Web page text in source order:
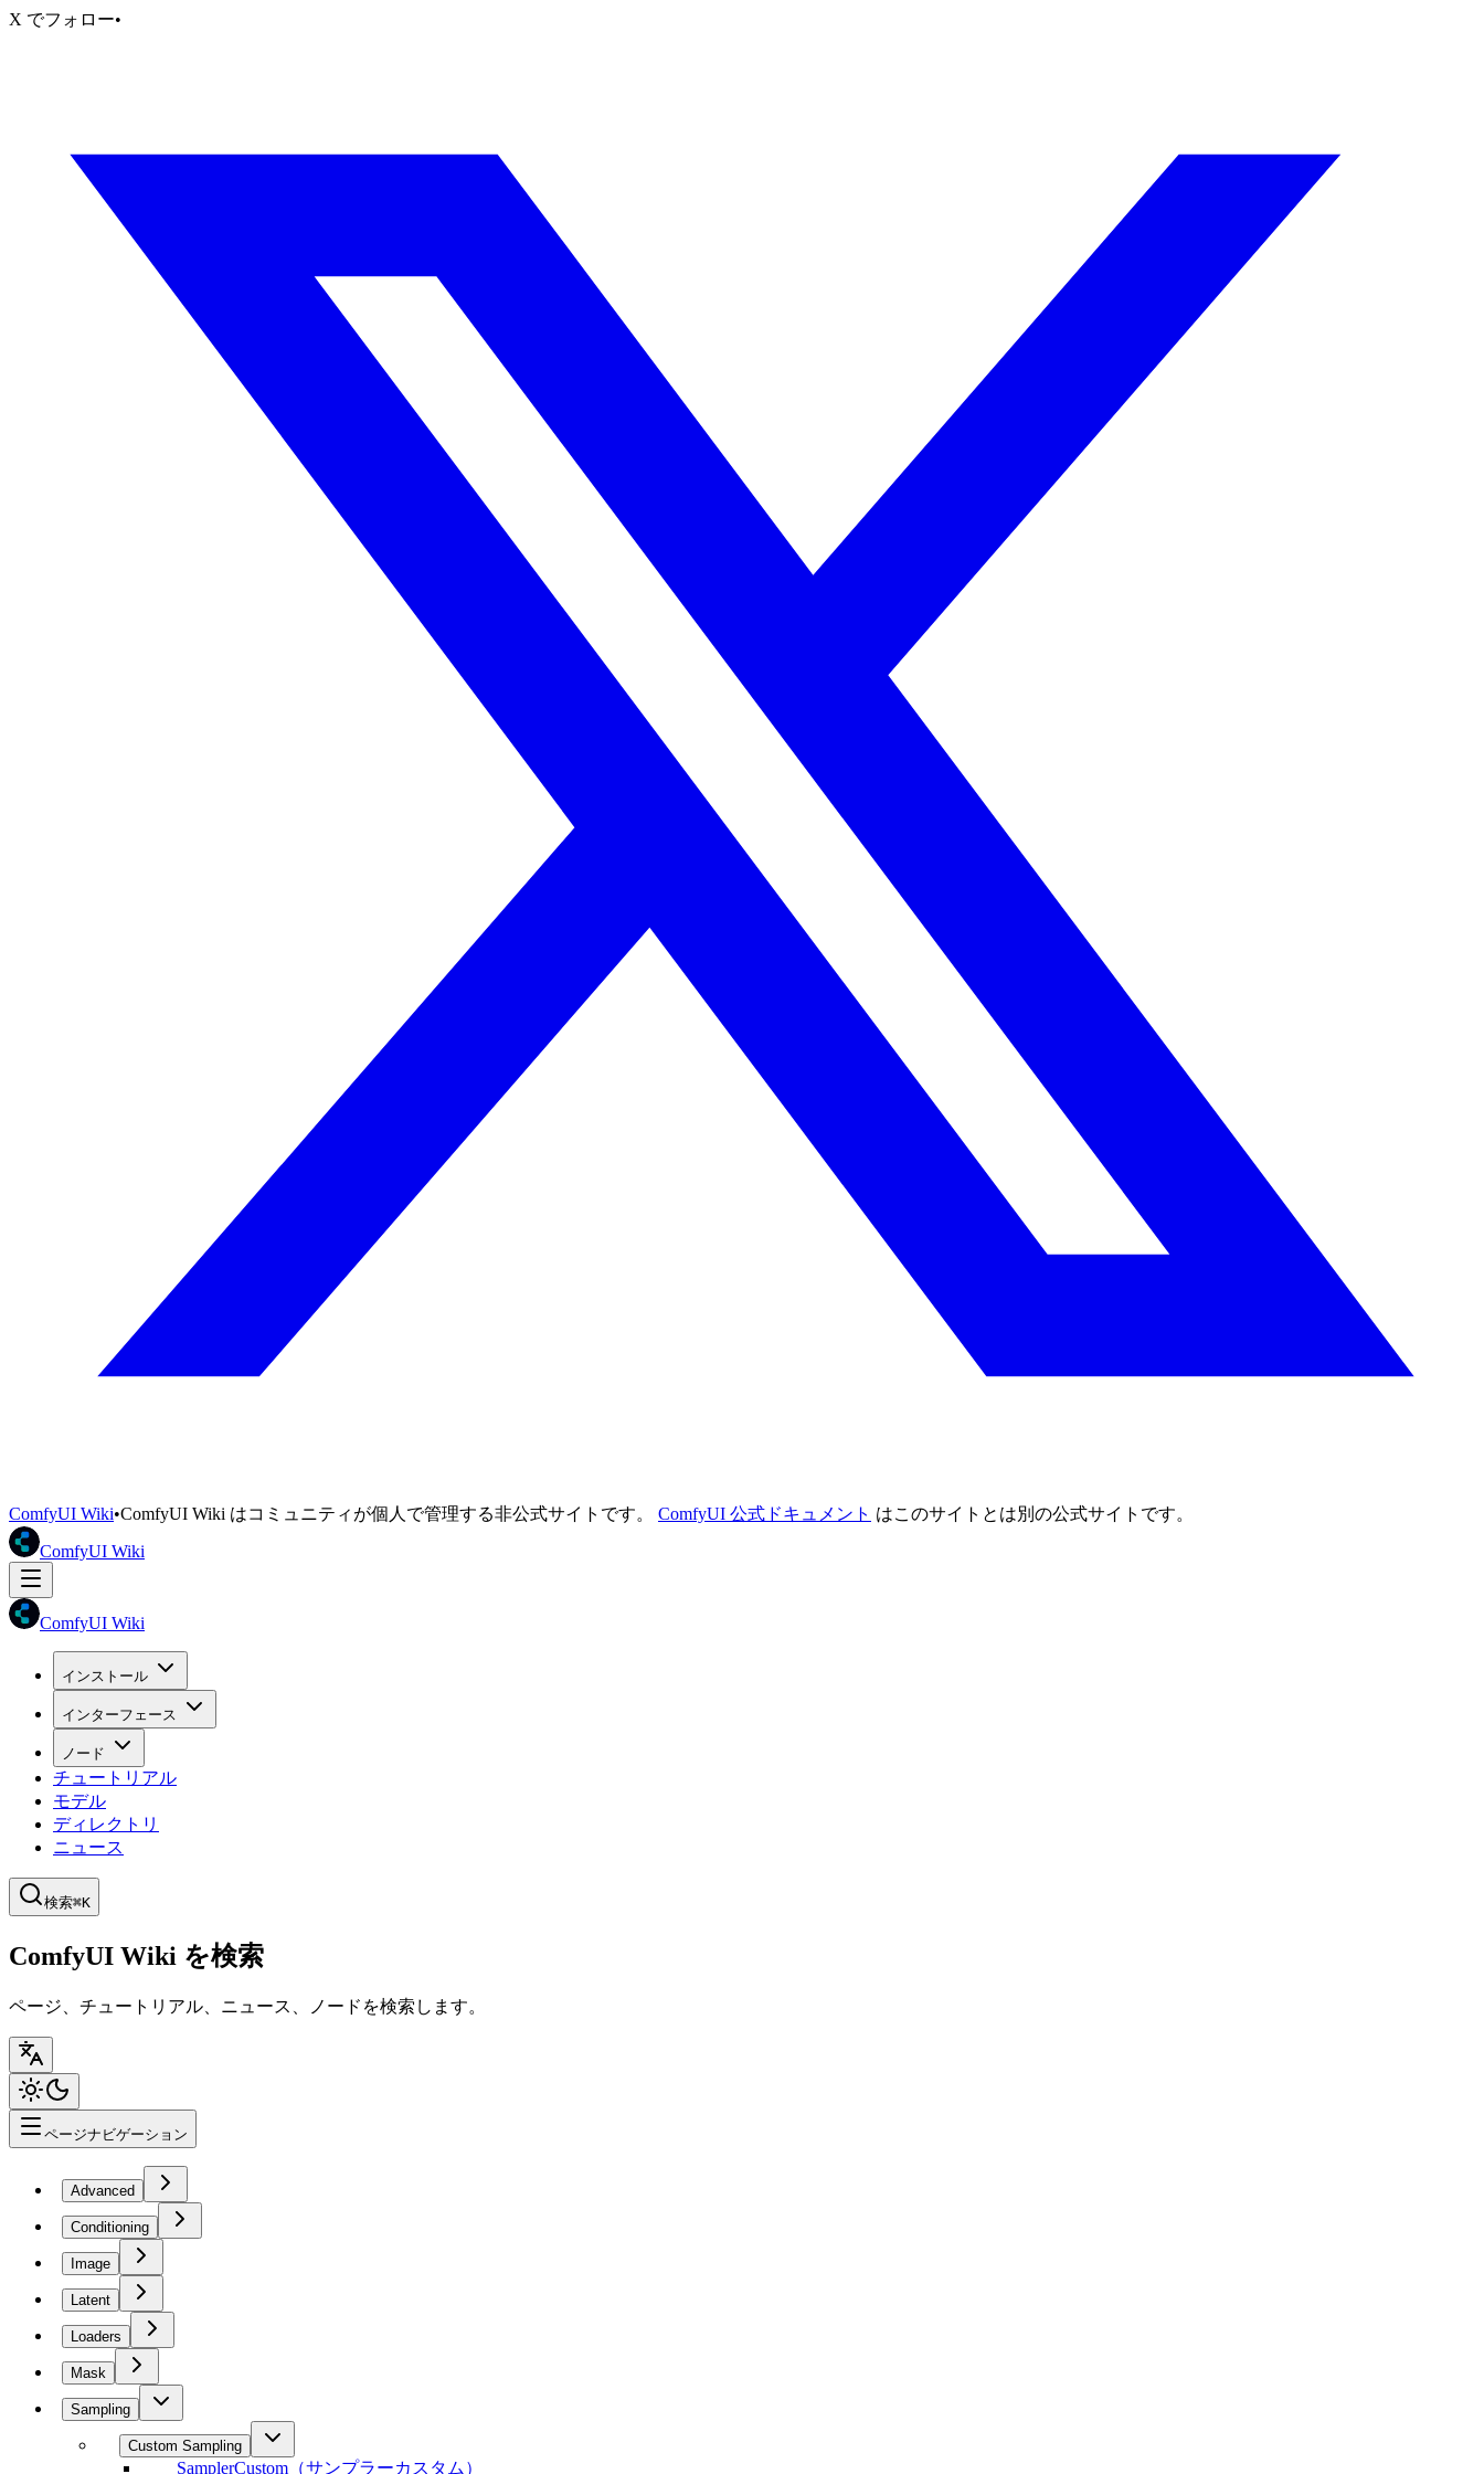
X でフォロー•
ComfyUI Wiki•ComfyUI Wiki はコミュニティが個人で管理する非公式サイトです。 ComfyUI 公式ドキュメント はこのサイトとは別の公式サイトです。
ComfyUI Wiki
ComfyUI Wiki
インストール
インターフェース
ノード
チュートリアル
モデル
ディレクトリ
ニュース
検索⌘K
ComfyUI Wiki を検索
ページ、チュートリアル、ニュース、ノードを検索します。
ページナビゲーション
Advanced
Conditioning
Image
Latent
Loaders
Mask
Sampling
Custom Sampling
SamplerCustom（サンプラーカスタム）